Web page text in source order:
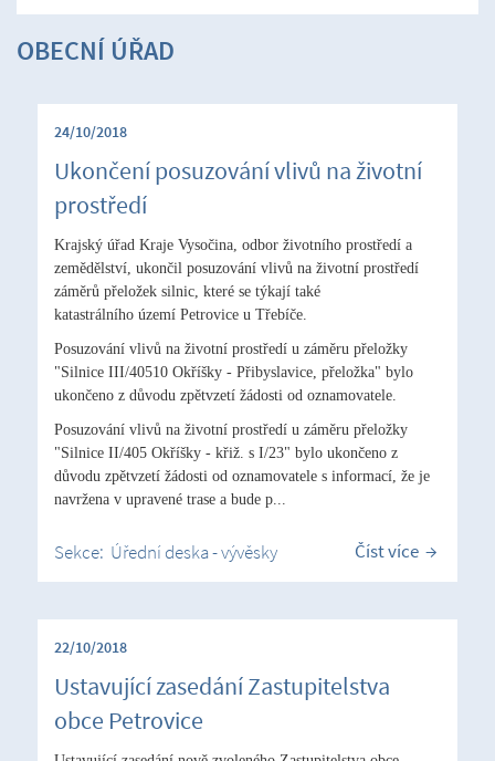
OBECNÍ ÚŘAD
24/10/2018
Ukončení posuzování vlivů na životní
prostředí
Krajský úřad Kraje Vysočina, odbor životního prostředí a
zemědělství, ukončil posuzování vlivů na životní prostředí
záměrů přeložek silnic, které se týkají také
katastrálního území Petrovice u Třebíče.
Posuzování vlivů na životní prostředí u záměru přeložky
"Silnice III/40510 Okříšky - Přibyslavice, přeložka" bylo
ukončeno z důvodu zpětvzetí žádosti od oznamovatele.
Posuzování vlivů na životní prostředí u záměru přeložky
"Silnice II/405 Okříšky - křiž. s I/23" bylo ukončeno z
důvodu zpětvzetí žádosti od oznamovatele s informací, že je
navržena v upravené trase a bude p...
Sekce: Úřední deska - vývěsky Číst více
22/10/2018
Ustavující zasedání Zastupitelstva
obce Petrovice